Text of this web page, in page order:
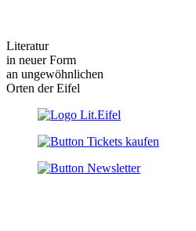
Literatur
in neuer Form
an ungewöhnlichen
Orten der Eifel